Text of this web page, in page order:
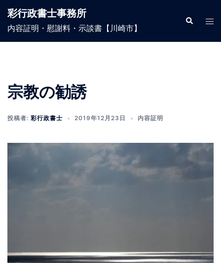
ン
彩行政書士事務所
内容証明・慰謝料・示談書【川崎市】
検
索
ト
宗教の勧誘
投稿者: 彩行政書士 2019年12月23日 内容証明